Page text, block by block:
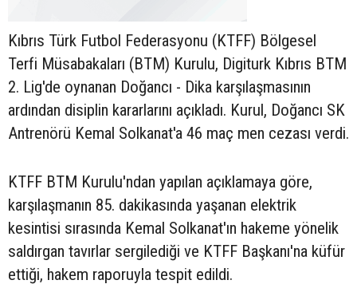
Kıbrıs Türk Futbol Federasyonu (KTFF) Bölgesel
Terfi Müsabakaları (BTM) Kurulu, Digiturk Kıbrıs BTM
2. Lig'de oynanan Doğancı - Dika karşılaşmasının
ardından disiplin kararlarını açıkladı. Kurul, Doğancı SK
Antrenörü Kemal Solkanat'a 46 maç men cezası verdi.
KTFF BTM Kurulu'ndan yapılan açıklamaya göre,
karşılaşmanın 85. dakikasında yaşanan elektrik
kesintisi sırasında Kemal Solkanat'ın hakeme yönelik
saldırgan tavırlar sergilediği ve KTFF Başkanı'na küfür
ettiği, hakem raporuyla tespit edildi.